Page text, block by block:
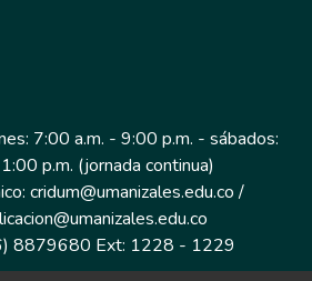
7:00 a.m. - 9:00 p.m. - sábados:
p.m. (jornada continua)
cridum@umanizales.edu.co /
8879680 Ext: 1228 - 1229